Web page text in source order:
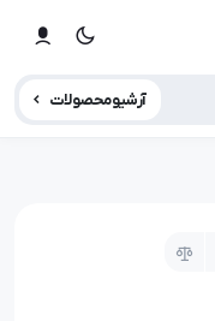
آرشیو محصولات